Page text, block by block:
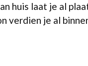
huis laat je al
verdien je al